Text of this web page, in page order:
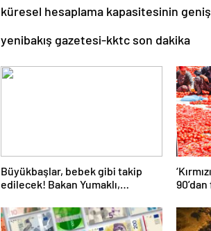
küresel hesaplama kapasitesinin
yenibakış gazetesi-kktc son dakika
Büyükbaşlar, bebek gibi takip
edilecek! Bakan Yumaklı,